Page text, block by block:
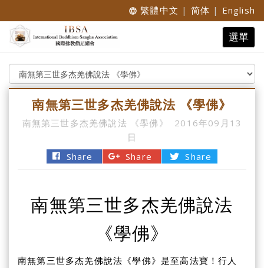
language 繁體中文 | 简体 | English
Toggle
選單
南無第三世多杰羌佛說法 《學佛》
南無第三世多杰羌佛說法 《學佛》
2016年09月13
日
Share
Share Share
南無第三世多杰羌佛說法
《學佛》
南無第三世多杰羌佛說法《學佛》是至高法寶！行人